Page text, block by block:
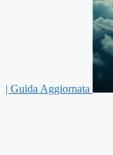
| Guida Aggiornata